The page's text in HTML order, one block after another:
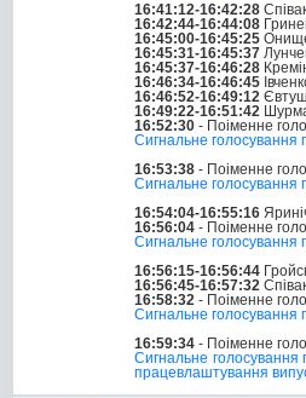
16:41:12-16:42:28
16:42:44-16:44:08
16:45:00-16:45:25
16:45:31-16:45:37
16:45:37-16:46:28
16:46:34-16:46:45
16:46:52-16:49:12
16:49:22-16:51:42
16:52:30 - Поіменне
Сигнальне голосування
16:53:38 - Поіменне
Сигнальне голосування
16:54:04-16:55:16
16:56:04 - Поіменне
Сигнальне голосування
16:56:15-16:56:44
16:56:45-16:57:32
16:58:32 - Поіменне
Сигнальне голосування
16:59:34 - Поіменне
Сигнальне
працевлаштування